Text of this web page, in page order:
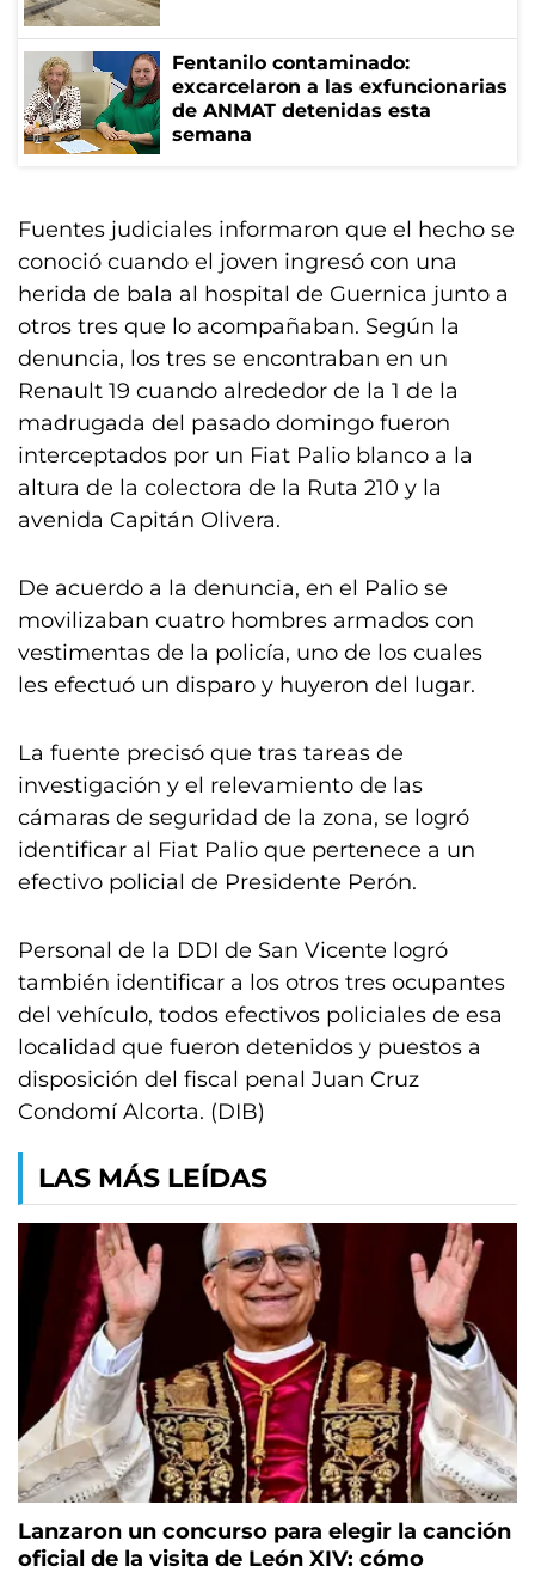
Fentanilo contaminado:
excarcelaron a las exfuncionarias
de ANMAT detenidas esta
semana
Fuentes judiciales informaron que el hecho se
conoció cuando el joven ingresó con una
herida de bala al hospital de Guernica junto a
otros tres que lo acompañaban. Según la
denuncia, los tres se encontraban en un
Renault 19 cuando alrededor de la 1 de la
madrugada del pasado domingo fueron
interceptados por un Fiat Palio blanco a la
altura de la colectora de la Ruta 210 y la
avenida Capitán Olivera.
De acuerdo a la denuncia, en el Palio se
movilizaban cuatro hombres armados con
vestimentas de la policía, uno de los cuales
les efectuó un disparo y huyeron del lugar.
La fuente precisó que tras tareas de
investigación y el relevamiento de las
cámaras de seguridad de la zona, se logró
identificar al Fiat Palio que pertenece a un
efectivo policial de Presidente Perón.
Personal de la DDI de San Vicente logró
también identificar a los otros tres ocupantes
del vehículo, todos efectivos policiales de esa
localidad que fueron detenidos y puestos a
disposición del fiscal penal Juan Cruz
Condomí Alcorta. (DIB)
LAS MÁS LEÍDAS
Lanzaron un concurso para elegir la canción
oficial de la visita de León XIV: cómo